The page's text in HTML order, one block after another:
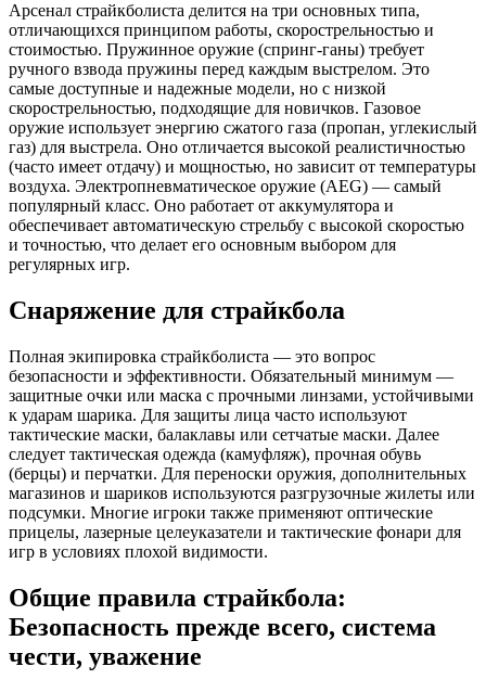
Арсенал страйкболиста делится на три основных типа,
отличающихся принципом работы, скорострельностью и
стоимостью. Пружинное оружие (спринг-ганы) требует
ручного взвода пружины перед каждым выстрелом. Это
самые доступные и надежные модели, но с низкой
скорострельностью, подходящие для новичков. Газовое
оружие использует энергию сжатого газа (пропан, углекислый
газ) для выстрела. Оно отличается высокой реалистичностью
(часто имеет отдачу) и мощностью, но зависит от температуры
воздуха. Электропневматическое оружие (AEG) — самый
популярный класс. Оно работает от аккумулятора и
обеспечивает автоматическую стрельбу с высокой скоростью
и точностью, что делает его основным выбором для
регулярных игр.
Снаряжение для страйкбола
Полная экипировка страйкболиста — это вопрос
безопасности и эффективности. Обязательный минимум —
защитные очки или маска с прочными линзами, устойчивыми
к ударам шарика. Для защиты лица часто используют
тактические маски, балаклавы или сетчатые маски. Далее
следует тактическая одежда (камуфляж), прочная обувь
(берцы) и перчатки. Для переноски оружия, дополнительных
магазинов и шариков используются разгрузочные жилеты или
подсумки. Многие игроки также применяют оптические
прицелы, лазерные целеуказатели и тактические фонари для
игр в условиях плохой видимости.
Общие правила страйкбола:
Безопасность прежде всего, система
чести, уважение